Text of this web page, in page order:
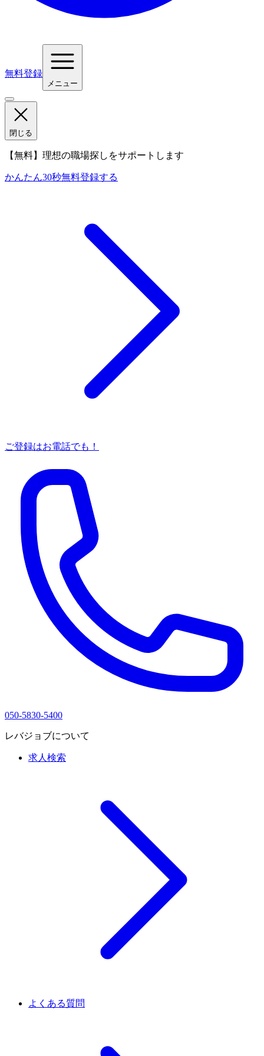
無料登録
メニュー
閉じる
【無料】理想の職場探しをサポートします
かんたん30秒無料登録する
ご登録はお電話でも！
050-5830-5400
レバジョブについて
求人検索
よくある質問